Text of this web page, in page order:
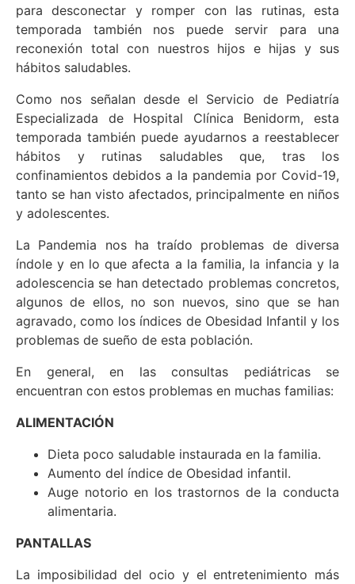
para desconectar y romper con las rutinas, esta
temporada también nos puede servir para una
reconexión total con nuestros hijos e hijas y sus
hábitos saludables.
Como nos señalan desde el Servicio de Pediatría
Especializada de Hospital Clínica Benidorm, esta
temporada también puede ayudarnos a reestablecer
hábitos y rutinas saludables que, tras los
confinamientos debidos a la pandemia por Covid-19,
tanto se han visto afectados, principalmente en niños
y adolescentes.
La Pandemia nos ha traído problemas de diversa
índole y en lo que afecta a la familia, la infancia y la
adolescencia se han detectado problemas concretos,
algunos de ellos, no son nuevos, sino que se han
agravado, como los índices de Obesidad Infantil y los
problemas de sueño de esta población.
En general, en las consultas pediátricas se
encuentran con estos problemas en muchas familias:
ALIMENTACIÓN
Dieta poco saludable instaurada en la familia.
Aumento del índice de Obesidad infantil.
Auge notorio en los trastornos de la conducta
alimentaria.
PANTALLAS
La imposibilidad del ocio y el entretenimiento más